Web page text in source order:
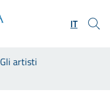
IT
Gli artisti